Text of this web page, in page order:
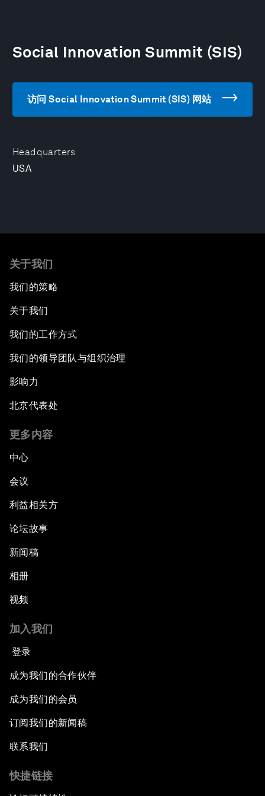
Headquarters
USA
Social Innovation Summit (SIS)
访问 Social Innovation Summit (SIS) 网站
关于我们
我们的策略
关于我们
我们的工作方式
我们的领导团队与组织治理
影响力
北京代表处
更多内容
中心
会议
利益相关方
论坛故事
新闻稿
相册
视频
加入我们
登录
成为我们的合作伙伴
成为我们的会员
订阅我们的新闻稿
联系我们
快捷链接